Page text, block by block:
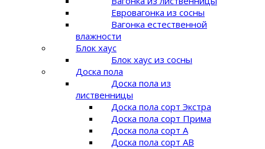
Евровагонка из сосны
Вагонка естественной
влажности
Блок хаус
Блок хаус из сосны
Доска пола
Доска пола из
лиственницы
Доска пола сорт Экстра
Доска пола сорт Прима
Доска пола сорт A
Доска пола сорт AB